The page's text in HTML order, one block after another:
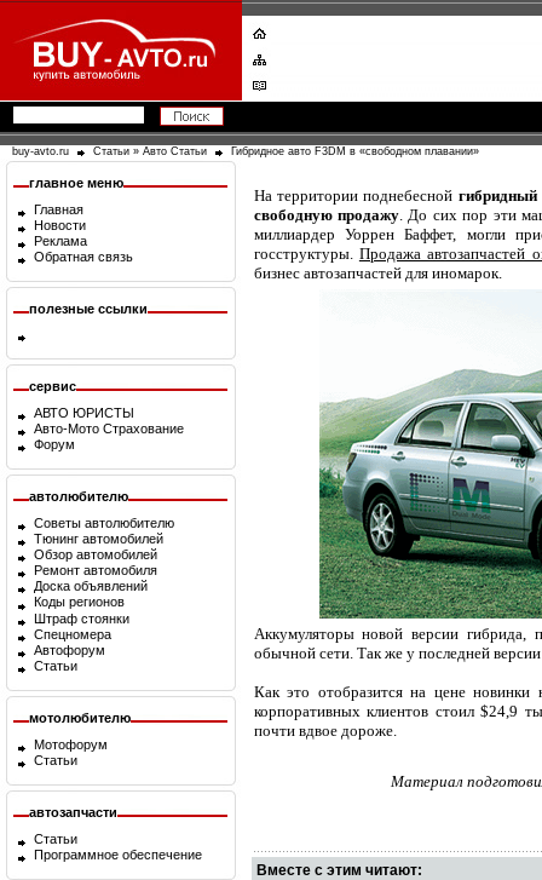
buy-avto.ru Статьи » Авто Статьи Гибридное авто F3DM в «свободном плавании»
главное меню
Главная
Новости
Реклама
Обратная связь
полезные ссылки
сервис
АВТО ЮРИСТЫ
Авто-Мото Страхование
Форум
автолюбителю
Советы автолюбителю
Тюнинг автомобилей
Обзор автомобилей
Ремонт автомобиля
Доска объявлений
Коды регионов
Штраф стоянки
Спецномера
Автофорум
Статьи
мотолюбителю
Мотофорум
Статьи
автозапчасти
Статьи
Программное обеспечение
На территории поднебесной гибридный
свободную продажу. До сих пор эти
миллиардер Уоррен Баффет, могли
госструктуры. Продажа автозапчастей
бизнес автозапчастей для иномарок.
Аккумуляторы новой версии
обычной сети. Так же у последней
Как это отобразится на цене новинки
корпоративных клиентов стоил $24,9
почти вдвое дороже.
Материал
Вместе с этим читают: